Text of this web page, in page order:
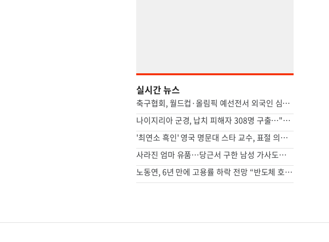
실시간 뉴스
축구협회, 월드컵·올림픽 예선전서 외국인 심판에 수차례 성접대
나이지리아 군경, 납치 피해자 308명 구출…"역대 하루 최대"
'최연소 흑인' 영국 명문대 스타 교수, 표절 의혹에 사임
사라진 엄마 유품…당근서 구한 남성 가사도우미가 범인이었다
노동연, 6년 만에 고용률 하락 전망 “반도체 호황, 고용 파급 적어”